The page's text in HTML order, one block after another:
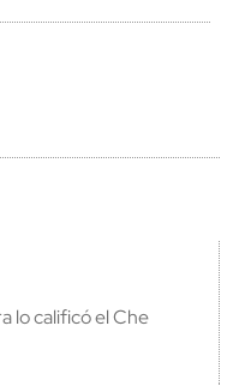
lo calificó el Che